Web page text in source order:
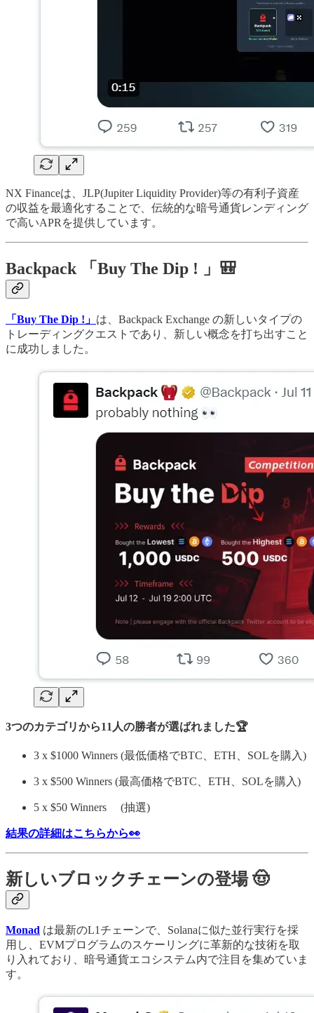
NX Financeは、JLP(Jupiter Liquidity Provider)等の有利子資産
の収益を最適化することで、伝統的な暗号通貨レンディング
で高いAPRを提供しています。
Backpack 「Buy The Dip ! 」🎒
「Buy The Dip !」 は、Backpack Exchange の新しいタイプの
トレーディングクエストであり、新しい概念を打ち出すこと
に成功しました。
3つのカテゴリから11人の勝者が選ばれました🏆
3 x $1000 Winners (最低価格でBTC、ETH、SOLを購入)
3 x $500 Winners (最高価格でBTC、ETH、SOLを購入)
5 x $50 Winners (抽選)
結果の詳細はこちらから👀
新しいブロックチェーンの登場 🤠
Monad は最新のL1チェーンで、Solanaに似た並行実行を採
用し、EVMプログラムのスケーリングに革新的な技術を取
り入れており、暗号通貨エコシステム内で注目を集めていま
す。